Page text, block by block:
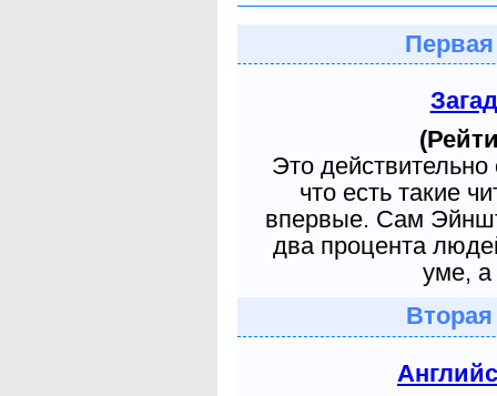
Это
что есть такие
впервые. Сам
два процента
уме, а